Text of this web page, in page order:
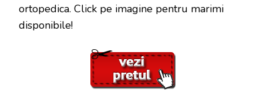
ortopedica. Click pe imagine pentru marimi
disponibile!